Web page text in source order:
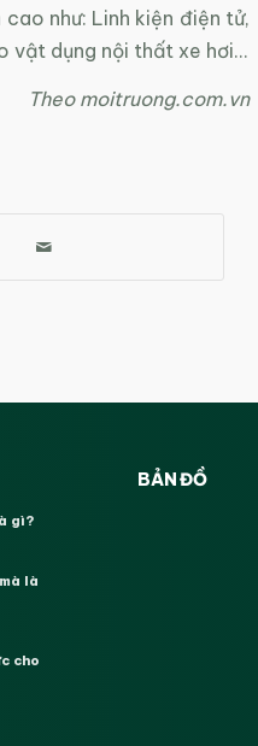
như: Linh kiện điện tử,
vật dụng nội thất xe hơi…
Theo moitruong.com.vn
gì?
là
cho
BẢN ĐỒ